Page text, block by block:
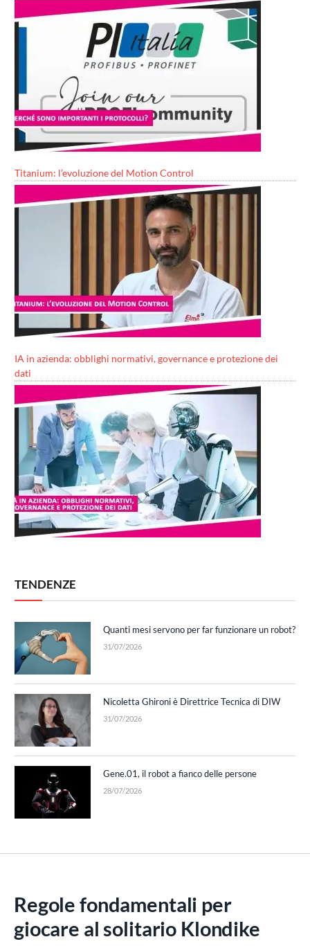
Titanium: l’evoluzione del Motion Control
IA in azienda: obblighi normativi, governance e protezione dei
dati
TENDENZE
Quanti mesi servono per far funzionare un robot?
31/07/2026
Nicoletta Ghironi è Direttrice Tecnica di DIW
31/07/2026
Gene.01, il robot a fianco delle persone
28/07/2026
Regole fondamentali per
giocare al solitario Klondike